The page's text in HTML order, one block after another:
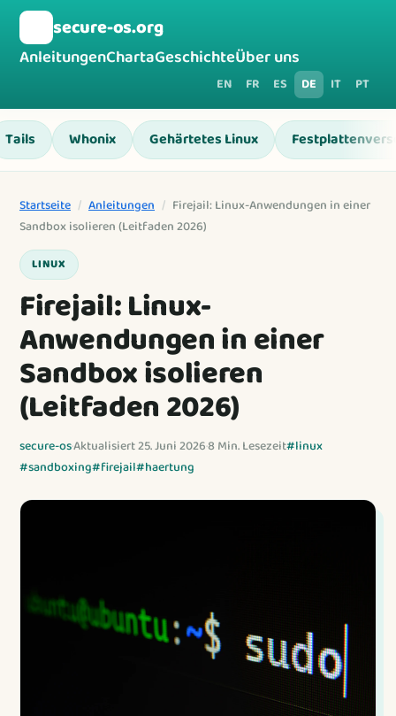
secure-os.org
AnleitungenChartaGeschichteÜber uns
EN FR ES DE IT PT
Tails Whonix Gehärtetes Linux
Startseite / Anleitungen / Firejail: Linux-Anwendungen in einer
Sandbox isolieren (Leitfaden 2026)
LINUX
Firejail: Linux-
Anwendungen in einer
Sandbox isolieren
(Leitfaden 2026)
secure-os·Aktualisiert 25. Juni 2026·8 Min. Lesezeit#linux
#sandboxing#firejail#haertung